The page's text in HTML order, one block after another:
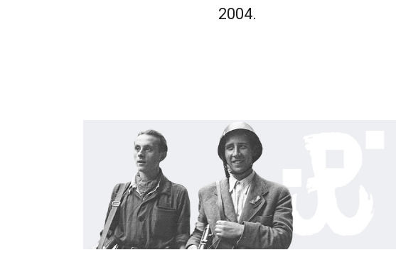
2004.